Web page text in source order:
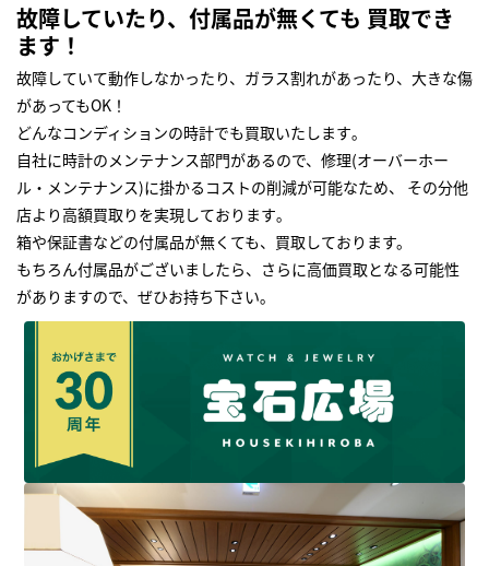
故障していたり、付属品が無くても 買取でき
ます！
故障していて動作しなかったり、ガラス割れがあったり、大きな傷
があってもOK！
どんなコンディションの時計でも買取いたします｡
自社に時計のメンテナンス部門があるので、修理(オーバーホー
ル・メンテナンス)に掛かるコストの削減が可能なため、 その分他
店より高額買取りを実現しております｡
箱や保証書などの付属品が無くても、買取しております。
もちろん付属品がございましたら、さらに高価買取となる可能性
がありますので、ぜひお持ち下さい｡